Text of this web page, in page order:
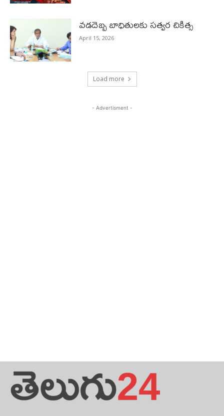
వడదెబ్బ బాధితులకు సత్వర చికిత్స
April 15, 2026
Load more
- Advertisment -